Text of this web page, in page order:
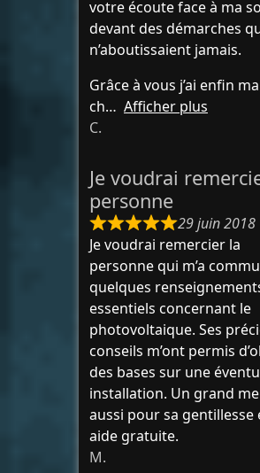
votre écoute face à ma
devant des démarches
n’aboutissaient jamais.
Grâce à vous j’ai enfin ma
ch
Afficher plus
C.
Je voudrai
personne
29 juin 2018
Je voudrai remercier la
personne qui m’a
quelques
essentiels concernant le
photovoltaique. Ses
conseils m’ont permis
des bases sur une
installation. Un grand
aussi pour sa gentillesse
aide gratuite.
M.